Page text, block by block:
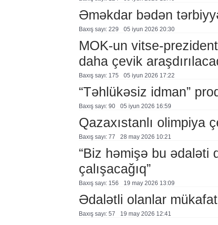
Əməkdar bədən
Baxış sayı: 229 05 i̇yun 2026 20:30
MOK-un vitse-
daha çevik
Baxış sayı: 175 05 i̇yun 2026 17:22
“Təhlükəsiz idman”
Baxış sayı: 90 05 i̇yun 2026 16:59
Qazaxıstanlı olimpiya
Baxış sayı: 77 28 may 2026 10:21
“Biz həmişə bu ədaləti
çalışacağıq”
Baxış sayı: 156 19 may 2026 13:09
Ədalətli olanlar
Baxış sayı: 57 19 may 2026 12:41